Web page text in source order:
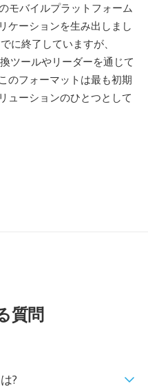
モバイルプラットフォーム
ケーションを生み出しまし
に終了していますが、
ツールやリーダーを通じて
のフォーマットは最も初期
ューションのひとつとして
質問
?